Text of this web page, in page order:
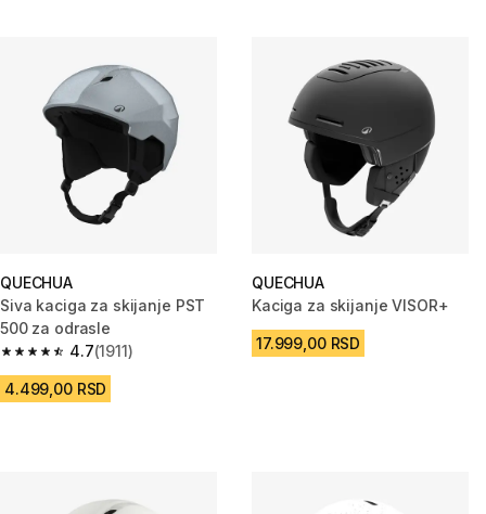
QUECHUA
Siva kaciga za skijanje PST
500 za odrasle
4.7
4.7 od 5 zvezdica from 1911 Recenzije
(1911)
4.499,00 RSD
QUECHUA
Kaciga za skijanje VISOR+
17.999,00 RSD